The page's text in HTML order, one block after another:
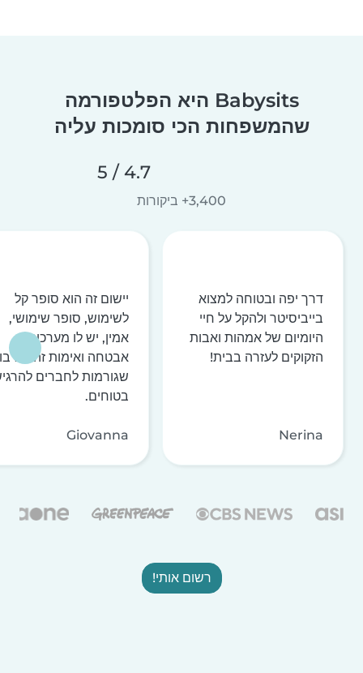
Babysits היא הפלטפורמה
שהמשפחות הכי סומכות עליה
4.7 / 5
3,400+ ביקורות
דרך יפה ובטוחה למצוא
בייביסיטר ולהקל על חיי
היומיום של אמהות ואבות
הזקוקים לעזרה בבית!
Nerina
יישום זה הוא סופר קל
לשימוש, סופר שימושי,
אמין, יש לו מערכות
אבטחה ואימות זהות
שגורמות לחברים
בטוחים.
Giovanna
רשום אותי!